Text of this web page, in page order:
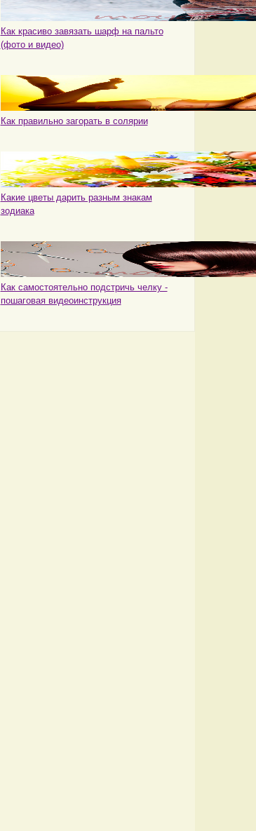
Как красиво завязать шарф на пальто
(фото и видео)
Как правильно загорать в солярии
Какие цветы дарить разным знакам
зодиака
Как самостоятельно подстричь челку -
пошаговая видеоинструкция